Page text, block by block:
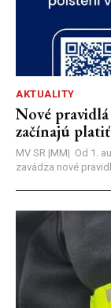
AKTUALITY
Nové
začínajú
MV SR |MM| Od 1.
zavádza nové